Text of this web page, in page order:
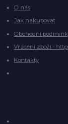
O nás
Jak nakupovat
Obchodní
Vrácení zboží -
Kontakty